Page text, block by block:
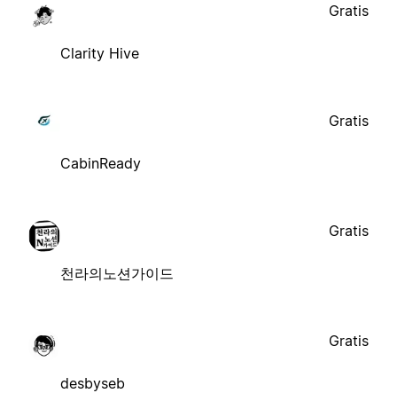
Clarity Hive
Gratis
CabinReady
Gratis
천라의노션가이드
Gratis
desbyseb
Gratis